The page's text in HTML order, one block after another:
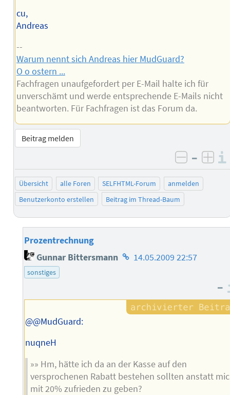
cu,
Andreas
--
Warum nennt sich Andreas hier MudGuard?
O o ostern ...
Fachfragen unaufgefordert per E-Mail halte ich für
unverschämt und werde entsprechende E-Mails nicht
beantworten. Für Fachfragen ist das Forum da.
Beitrag melden
negativ
–
Übersicht alle Foren SELFHTML-Forum
anmelden
Benutzerkonto erstellen
Beitrag im Thread-Baum
Prozentrechnung
Gunnar Bittersmann Homepage
14.05.2009 22:57
sonstiges
–
@@MudGuard:
nuqneH
»» Hm, hätte ich da an der Kasse auf den
versprochenen Rabatt bestehen sollten anstatt
mit 20% zufrieden zu geben?